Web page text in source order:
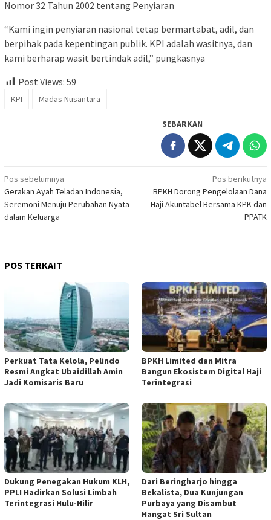
Nomor 32 Tahun 2002 tentang Penyiaran
“Kami ingin penyiaran nasional tetap bermartabat, adil, dan
berpihak pada kepentingan publik. KPI adalah wasitnya, dan
kami berharap wasit bertindak adil,” pungkasnya
Post Views: 59
KPI Madas Nusantara
SEBARKAN
Navigasi
pos
Pos sebelumnya
Gerakan Ayah Teladan Indonesia,
Seremoni Menuju Perubahan Nyata
dalam Keluarga
Pos berikutnya
BPKH Dorong Pengelolaan Dana
Haji Akuntabel Bersama KPK dan
PPATK
POS TERKAIT
​Perkuat Tata Kelola, Pelindo
Resmi Angkat Ubaidillah Amin
Jadi Komisaris Baru
BPKH Limited dan Mitra
Bangun Ekosistem Digital Haji
Terintegrasi
Dukung Penegakan Hukum KLH,
PPLI Hadirkan Solusi Limbah
Terintegrasi Hulu-Hilir
Dari Beringharjo hingga
Bekalista, Dua Kunjungan
Purbaya yang Disambut
Hangat Sri Sultan